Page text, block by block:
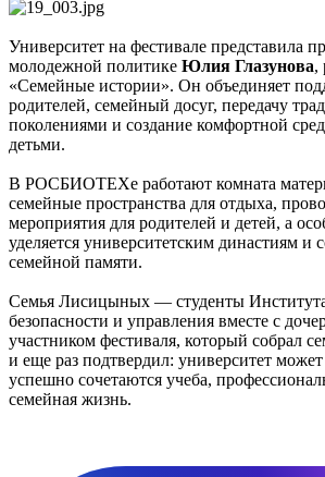
Университет на фестивале представила
молодежной политике Юлия Глазунова,
«Семейные истории». Он объединяет
родителей, семейный досуг, передачу
поколениями и создание комфортной
детьми.
В РОСБИОТЕХе работают комната
семейные пространства для отдыха,
мероприятия для родителей и детей, а
уделяется университетским династиям и
семейной памяти.
Семья Лисицыных — студенты
безопасности и управления вместе с
участником фестиваля, который собрал
и еще раз подтвердил: университет
успешно сочетаются учеба,
семейная жизнь.